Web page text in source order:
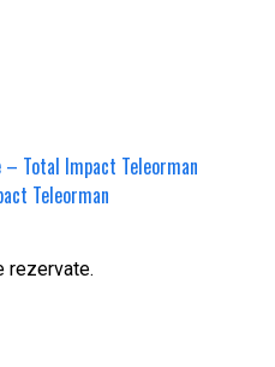
Total Impact Teleorman
Teleorman
rezervate.